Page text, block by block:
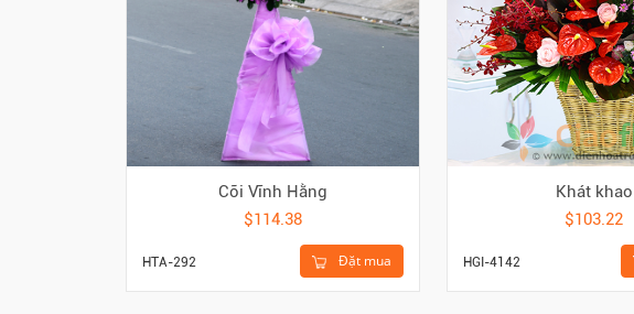
Cõi Vĩnh Hằng
$114.38
Đặt mua
HTA-292
Khát khao
$103.22
HGI-4142